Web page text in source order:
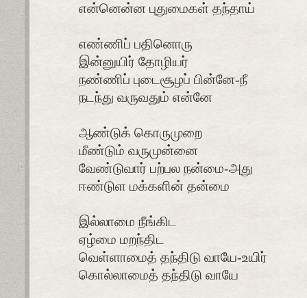
என்னென்ன புதுமைகள் தந்தாய்
எண்ணிப் பதினொரு
இன்னுயிர் தோழியர்
நண்ணிப் புடைசூழப் பின்னே-நீ
நடந்து வருவதும் என்னே
ஆண்டுக் கொருமுறை
மீண்டும் வருமுன்னை
வேண்டுவார் பற்பல நன்மை-அது
ஈண்டுள மக்களின் தன்மை
இல்லாமை நீங்கிட
ஏழ்மை மறந்திட
வெள்ளாமைத் தந்திடு வாயே-உயிர்
கொல்லாமைத் தந்திடு வாயே